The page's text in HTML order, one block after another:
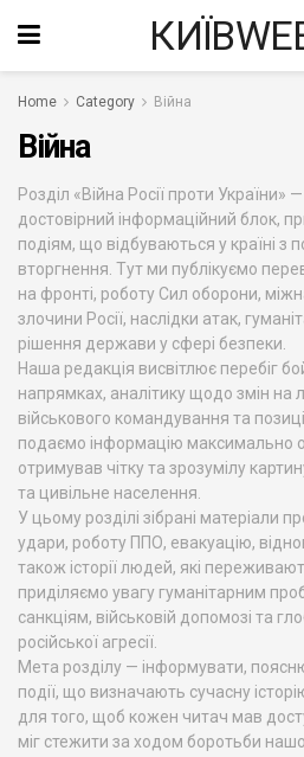
Home Category Війна
Війна
Розділ «Війна Росії проти України»
достовірний інформаційний блок,
подіям, що відбуваються у країні з
вторгнення. Тут ми публікуємо
на фронті, роботу Сил оборони,
злочини Росії, наслідки атак,
рішення держави у сфері безпеки.
Наша редакція висвітлює перебіг
напрямках, аналітику щодо змін на
військового командування та
подаємо інформацію максимально
отримував чітку та зрозумілу
та цивільне населення.
У цьому розділі зібрані матеріали
удари, роботу ППО, евакуацію,
також історії людей, які
приділяємо увагу гуманітарним
санкціям, військовій допомозі та
російської агресії.
Мета розділу — інформувати,
події, що визначають сучасну
для того, щоб кожен читач мав
міг стежити за ходом боротьби